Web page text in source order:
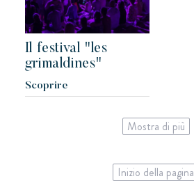
Il festival "les
grimaldines"
Scoprire
Mostra di più
Inizio della pagina